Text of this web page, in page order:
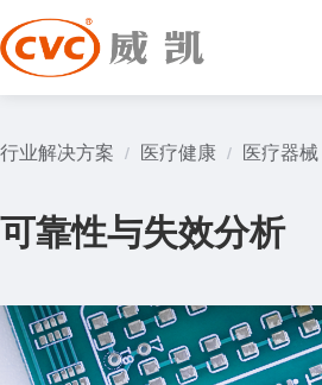
行业解决方案 / 医疗健康 / 医疗器械
可靠性与失效分析